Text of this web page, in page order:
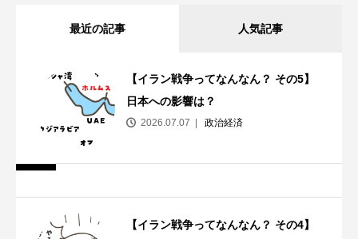
最近の記事 人気記事
【イラン戦争ってなんなん？ その5】
日本への影響は？
2026.07.07 政治経済
【イラン戦争ってなんなん？ その4】